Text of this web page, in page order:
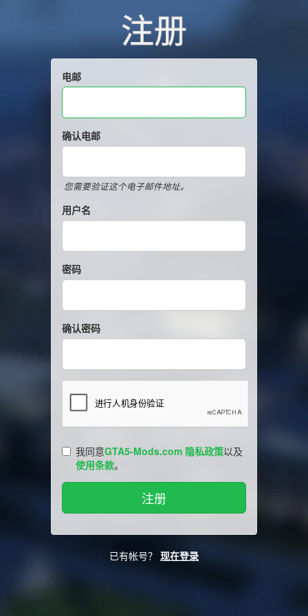
注册
电邮
确认电邮
您需要验证这个电子邮件地址。
用户名
密码
确认密码
我同意GTA5-Mods.com 隐私政策以及
使用条款。
已有帐号？ 现在登录